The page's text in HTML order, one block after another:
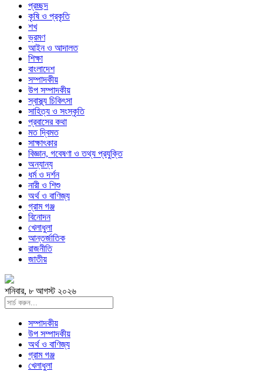
প্রচ্ছদ
কৃষি ও প্রকৃতি
শখ
ভ্রমণ
আইন ও আদালত
শিক্ষা
বাংলাদেশ
সম্পাদকীয়
উপ সম্পাদকীয়
স্বাস্থ্য চিকিৎসা
সাহিত্য ও সংস্কৃতি
প্রবাসের কথা
মত দ্বিমত
সাক্ষাৎকার
বিজ্ঞান, গবেষণা ও তথ্য প্রযুক্তি
অন্যান্য
ধর্ম ও দর্শন
নারী ও শিশু
অর্থ ও বাণিজ্য
গ্রাম গঞ্জ
বিনোদন
খেলাধুলা
আন্তর্জাতিক
রাজনীতি
জাতীয়
শনিবার, ৮ আগস্ট ২০২৬
সম্পাদকীয়
উপ সম্পাদকীয়
অর্থ ও বাণিজ্য
গ্রাম গঞ্জ
খেলাধুলা